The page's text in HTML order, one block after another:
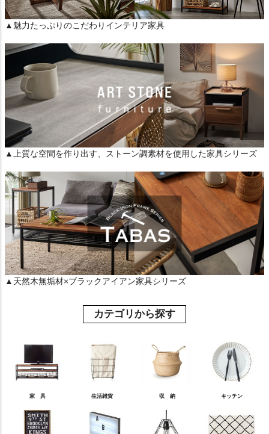
▲魅力たっぷりのこだわりインテリア家具
▲上質な空間を作り出す、ストーン調素材を使用した家具シリーズ
▲天然木無垢材×ブラックアイアン家具シリーズ
カテゴリから探す
家 具 生活雑貨 収 納 キッチン